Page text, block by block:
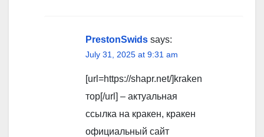
PrestonSwids says:
July 31, 2025 at 9:31 am
[url=https://shapr.net/]kraken
тор[/url] – актуальная
ссылка на кракен, кракен
официальный сайт